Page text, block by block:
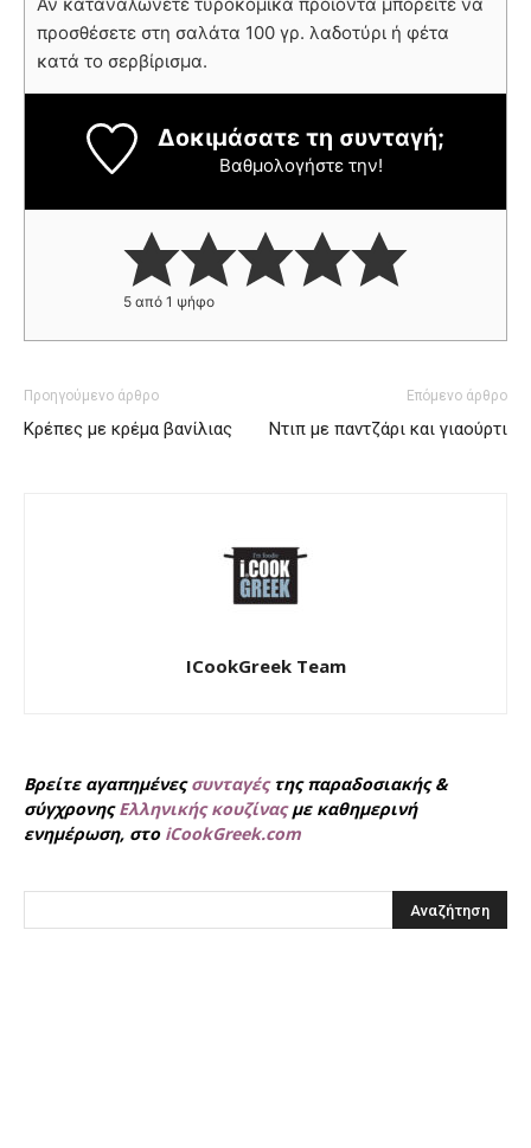
Αν καταναλώνετε τυροκομικά προϊόντα μπορείτε να
προσθέσετε στη σαλάτα 100 γρ. λαδοτύρι ή φέτα
κατά το σερβίρισμα.
Δοκιμάσατε τη συνταγή;
Βαθμολογήστε την!
5 από 1 ψήφο
Προηγούμενο άρθρο
Κρέπες με κρέμα βανίλιας
Επόμενο άρθρο
Ντιπ με παντζάρι και γιαούρτι
ICookGreek Team
Βρείτε αγαπημένεςσυνταγέςτης παραδοσιακής &
σύγχρονηςΕλληνικής κουζίναςμε καθημερινή
ενημέρωση, στο iCookGreek.com